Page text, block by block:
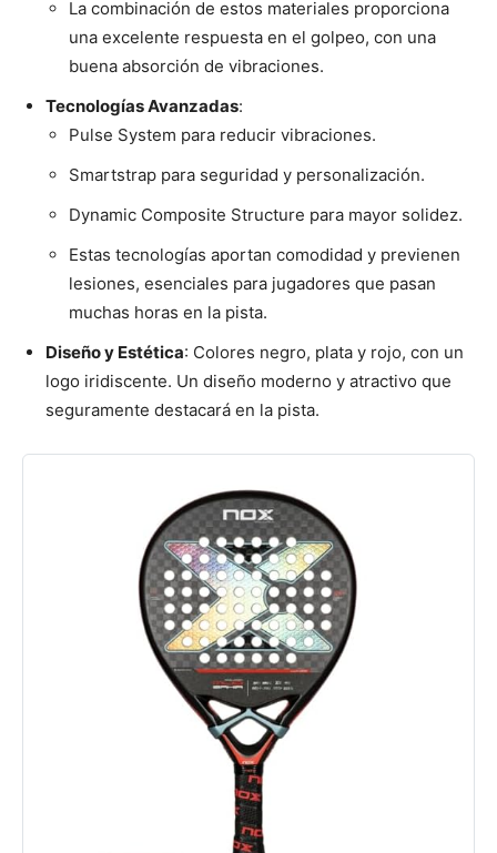
La combinación de estos materiales proporciona
una excelente respuesta en el golpeo, con una
buena absorción de vibraciones.
Tecnologías Avanzadas:
Pulse System para reducir vibraciones.
Smartstrap para seguridad y personalización.
Dynamic Composite Structure para mayor solidez.
Estas tecnologías aportan comodidad y previenen
lesiones, esenciales para jugadores que pasan
muchas horas en la pista.
Diseño y Estética: Colores negro, plata y rojo, con un
logo iridiscente. Un diseño moderno y atractivo que
seguramente destacará en la pista.